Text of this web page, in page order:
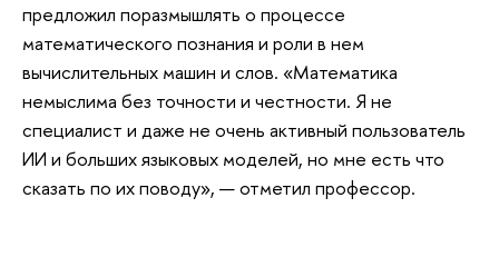
предложил поразмышлять о процессе
математического познания и роли в нем
вычислительных машин и слов. «Математика
немыслима без точности и честности. Я не
специалист и даже не очень активный пользователь
ИИ и больших языковых моделей, но мне есть что
сказать по их поводу», — отметил профессор.